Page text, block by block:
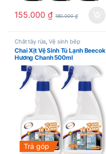
155.000 ₫ 180.000₫
Chất tẩy rửa,Vệ sinh bếp
Chai Xịt Vệ Sinh Tủ Lạnh Beecok
Hương Chanh 500ml
Trả góp